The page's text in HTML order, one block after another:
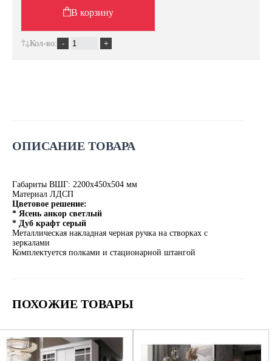
ОПИСАНИЕ ТОВАРА
Габариты ВШГ: 2200х450х504 мм
Материал ЛДСП
Цветовое решение:
* Ясень анкор светлый
* Дуб крафт серый
Металлическая накладная черная ручка на створках с
зеркалами
Комплектуется полками и стационарной штангой
ПОХОЖИЕ ТОВАРЫ
В корзину
Кол-во: